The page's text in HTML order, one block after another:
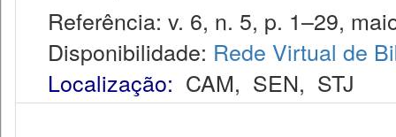
Referência: v. 6, n. 5, p. 1–29,
Disponibilidade: Rede Virtual de
Localização: CAM, SEN, STJ